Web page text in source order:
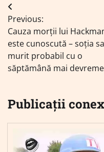
Navigare
în
articole
Previous:
Cauza morții lui
este cunoscută – soția
murit probabil cu o
săptămână mai devreme
Publicații